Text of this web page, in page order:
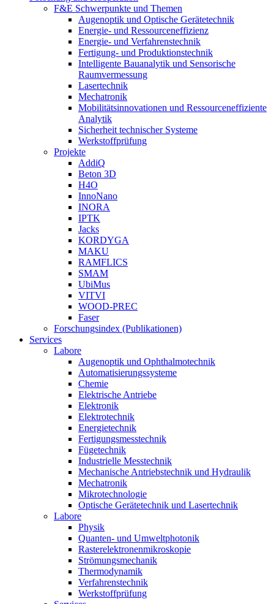
F&E Schwerpunkte und Themen
Augenoptik und Optische Gerätetechnik
Energie- und Ressourceneffizienz
Energie- und Verfahrenstechnik
Fertigung- und Produktionstechnik
Intelligente Bauanalytik und Sensorische
Raumvermessung
Lasertechnik
Mechatronik
Mobilitätsinnovationen und Ressourceneffiziente
Analytik
Sicherheit technischer Systeme
Werkstoffprüfung
Projekte
AddiQ
Beton 3D
H4O
InnoNano
INORA
IPTK
Jacks
KORDYGA
MAKU
RAMFLICS
SMAM
UbiMus
VITVI
WOOD-PREC
Faser
Forschungsindex (Publikationen)
Services
Labore
Augenoptik und Ophthalmotechnik
Automatisierungssysteme
Chemie
Elektrische Antriebe
Elektronik
Elektrotechnik
Energietechnik
Fertigungsmesstechnik
Fügetechnik
Industrielle Messtechnik
Mechanische Antriebstechnik und Hydraulik
Mechatronik
Mikrotechnologie
Optische Gerätetechnik und Lasertechnik
Labore
Physik
Quanten- und Umweltphotonik
Rasterelektronenmikroskopie
Strömungsmechanik
Thermodynamik
Verfahrenstechnik
Werkstoffprüfung